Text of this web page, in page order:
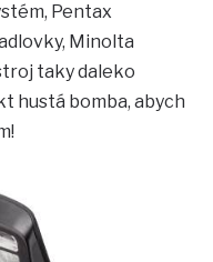
Pentax
Minolta
taky daleko
hustá bomba, abych